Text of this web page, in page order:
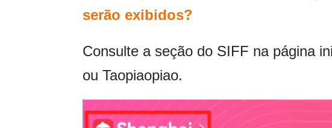
serão exibidos?
Consulte a seção do SIFF na página
ou Taopiaopiao.